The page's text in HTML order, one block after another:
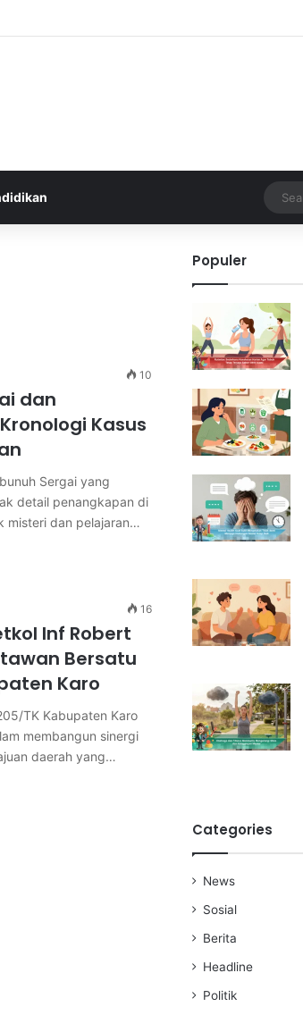
Tetap Terkontrol
10
dan
Kasus
Sergai yang
detail penangkapan di
misteri dan pelajaran…
16
Inf Robert
Bersatu
Karo
TK Kabupaten Karo
membangun sinergi
daerah yang…
Populer
Categories
News
Sosial
Berita
Headline
Politik